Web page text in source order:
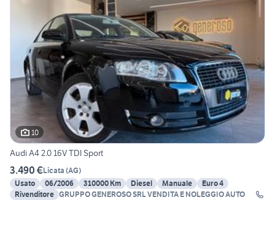
10
Audi A4 2.0 16V TDI Sport
3.490 €Licata (AG)
Usato
06/2006 310000 Km Diesel Manuale
Euro 4
Rivenditore GRUPPO GENEROSO SRL VENDITA E NOLEGGIO AUTO